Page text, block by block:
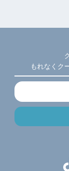
もれなくク